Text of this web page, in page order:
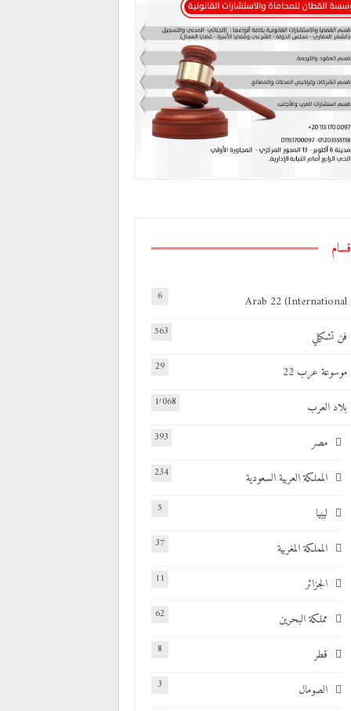
Arab 22 (International
6
فن تشكيلي 563
موسوعة عرب 22 29
بلاد العرب 1٬068
مصر 393
المملكة العربية السعودية 234
ليبيا 5
المملكة المغربية 37
الجزائر 11
مملكة البحرين 62
قطر 8
الصومال 3